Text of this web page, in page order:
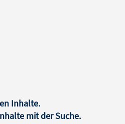
Inhalte.
mit der Suche.